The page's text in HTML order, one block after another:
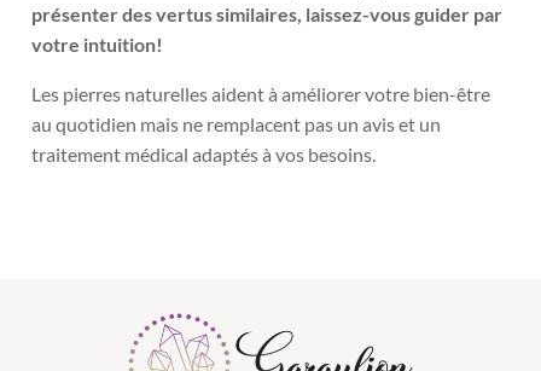
présenter des vertus similaires, laissez-vous guider par
votre intuition!
Les pierres naturelles aident à améliorer votre bien-être
au quotidien mais ne remplacent pas un avis et un
traitement médical adaptés à vos besoins.